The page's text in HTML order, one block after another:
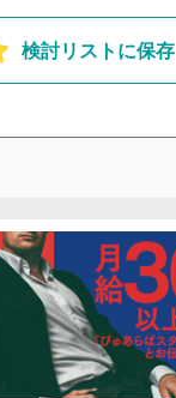
検討リストに保存